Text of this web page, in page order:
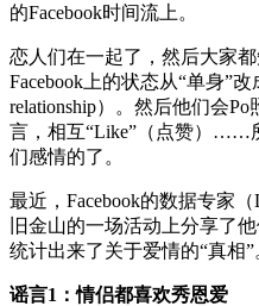
的Facebook时间流上。
恋人们在一起了，然后大家
Facebook上的状态从“单身”改
relationship）。然后他们会
言，相互“Like”（点赞）……
们感情的了。
最近，Facebook的数据专家（
旧金山的一场活动上分享了
统计出来了关于爱情的“真相”
谣言1：情侣都喜欢秀恩爱